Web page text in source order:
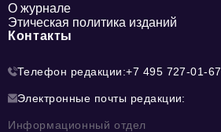
О журнале
Этическая политика изданий
Контакты
Телефон редакции:+7 495 727-01-67
Электронные почты редакции:
Информационный отдел